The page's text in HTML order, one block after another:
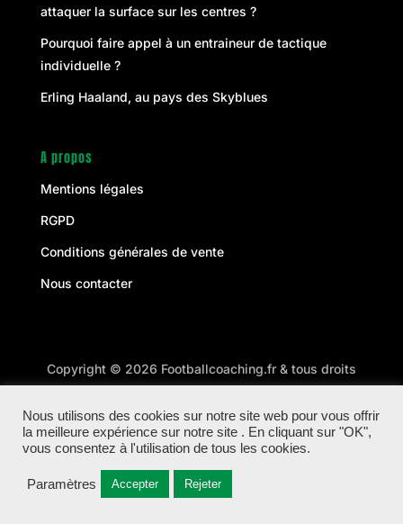
attaquer la surface sur les centres ?
Pourquoi faire appel à un entraineur de tactique
individuelle ?
Erling Haaland, au pays des Skyblues
A propos
Mentions légales
RGPD
Conditions générales de vente
Nous contacter
Copyright © 2026 Footballcoaching.fr & tous droits
Site optimisé par WebLevel
Nous utilisons des cookies sur notre site web pour vous offrir
la meilleure expérience sur notre site . En cliquant sur "OK",
vous consentez à l'utilisation de tous les cookies.
Paramètres Accepter Rejeter